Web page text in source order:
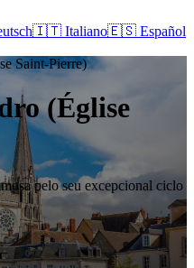
🇮🇹 Italiano🇪🇸 Español
Saint-Pierre)
(Église
pelo seu excepcional ciclo